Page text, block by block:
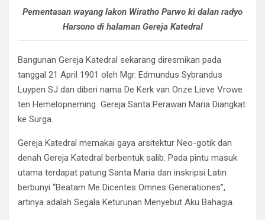
Pementasan wayang lakon Wiratho Parwo ki dalan radyo
Harsono di halaman Gereja Katedral
Bangunan Gereja Katedral sekarang diresmikan pada
tanggal 21 April 1901 oleh Mgr. Edmundus Sybrandus
Luypen SJ dan diberi nama De Kerk van Onze Lieve Vrowe
ten Hemelopneming Gereja Santa Perawan Maria Diangkat
ke Surga.
Gereja Katedral memakai gaya arsitektur Neo-gotik dan
denah Gereja Katedral berbentuk salib. Pada pintu masuk
utama terdapat patung Santa Maria dan inskripsi Latin
berbunyi “Beatam Me Dicentes Omnes Generationes”,
artinya adalah Segala Keturunan Menyebut Aku Bahagia.